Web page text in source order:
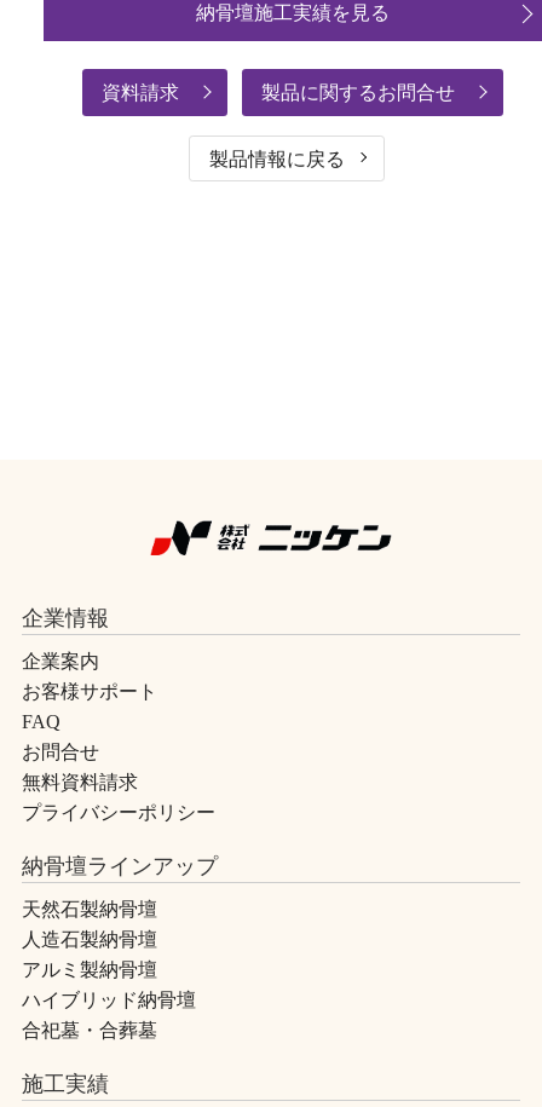
納骨壇施工実績を見る
資料請求 製品に関するお問合せ
製品情報に戻る
企業情報
企業案内
お客様サポート
FAQ
お問合せ
無料資料請求
プライバシーポリシー
納骨壇ラインアップ
天然石製納骨壇
人造石製納骨壇
アルミ製納骨壇
ハイブリッド納骨壇
合祀墓・合葬墓
施工実績